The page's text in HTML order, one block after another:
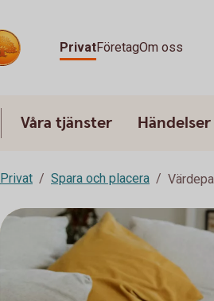
PrivatFöretagOm oss
Våra tjänster
Privat Spara och placera